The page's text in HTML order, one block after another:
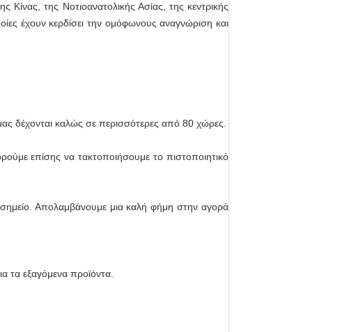
της Νοτιοανατολικής Ασίας, της κεντρικής
έχουν κερδίσει την ομόφωνους αναγνώριση και
δέχονται καλώς σε περισσότερες από 80 χώρες.
επίσης να τακτοποιήσουμε το πιστοποιητικό
Απολαμβάνουμε μια καλή φήμη στην αγορά
τα εξαγόμενα προϊόντα.